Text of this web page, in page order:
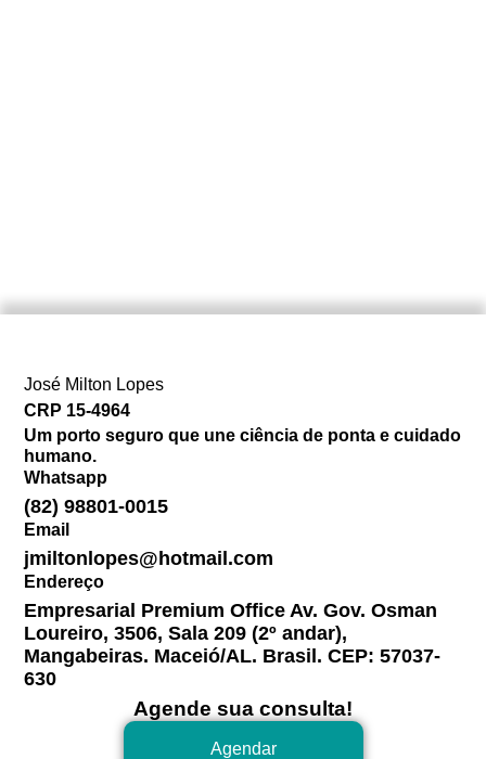
José Milton Lopes​
CRP 15-4964
Um porto seguro que une ciência de ponta e cuidado
humano.
Whatsapp
(82) 98801-0015
Email
jmiltonlopes@hotmail.com
Endereço
Empresarial Premium Office Av. Gov. Osman
Loureiro, 3506, Sala 209 (2º andar),
Mangabeiras. Maceió/AL. Brasil. CEP: 57037-
630
Agende sua consulta!
Agendar